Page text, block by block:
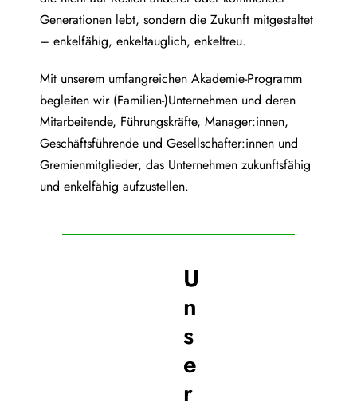
Generationen lebt, sondern die Zukunft mitgestaltet
– enkelfähig, enkeltauglich, enkeltreu.
Mit unserem umfangreichen Akademie-Programm
begleiten wir (Familien-)Unternehmen und deren
Mitarbeitende, Führungskräfte, Manager:innen,
Geschäftsführende und Gesellschafter:innen und
Gremienmitglieder, das Unternehmen zukunftsfähig
und enkelfähig aufzustellen.
U
n
s
e
r